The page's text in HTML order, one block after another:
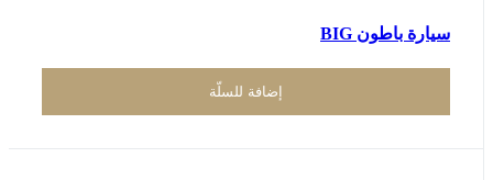
سيارة باطون BIG
إضافة للسلّة